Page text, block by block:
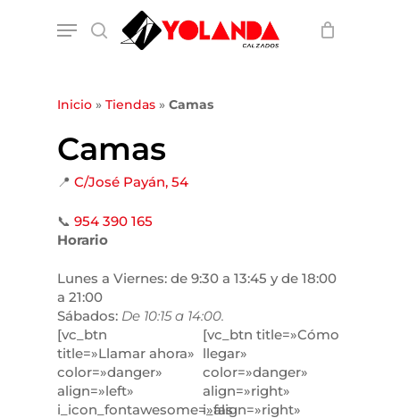
search
Menu
Inicio » Tiendas » Camas
Camas
📍C/José Payán, 54
📞954 390 165
Horario
Lunes a Viernes: de 9:30 a 13:45 y de 18:00
a 21:00
Sábados: De 10:15 a 14:00.
[vc_btn
title=»Llamar ahora»
color=»danger»
align=»left»
i_icon_fontawesome=»fas
[vc_btn title=»Cómo
llegar»
color=»danger»
align=»right»
i_align=»right»